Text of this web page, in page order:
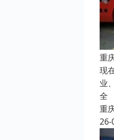
重
现
业
全
重
26-